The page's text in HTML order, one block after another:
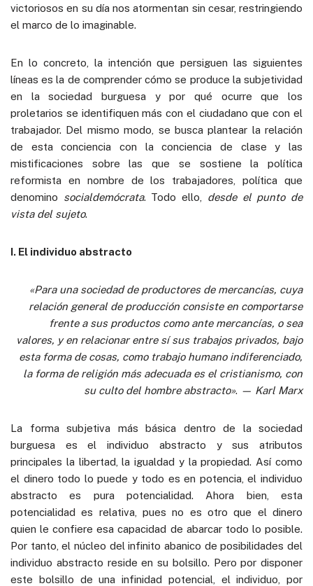
victoriosos en su día nos atormentan sin cesar, restringiendo
el marco de lo imaginable.
En lo concreto, la intención que persiguen las siguientes
líneas es la de comprender cómo se produce la subjetividad
en la sociedad burguesa y por qué ocurre que los
proletarios se identifiquen más con el ciudadano que con el
trabajador. Del mismo modo, se busca plantear la relación
de esta conciencia con la conciencia de clase y las
mistificaciones sobre las que se sostiene la política
reformista en nombre de los trabajadores, política que
denomino socialdemócrata. Todo ello, desde el punto de
vista del sujeto.
I. El individuo abstracto
«Para una sociedad de productores de mercancías, cuya
relación general de producción consiste en comportarse
frente a sus productos como ante mercancías, o sea
valores, y en relacionar entre sí sus trabajos privados, bajo
esta forma de cosas, como trabajo humano indiferenciado,
la forma de religión más adecuada es el cristianismo, con
su culto del hombre abstracto». — Karl Marx
La forma subjetiva más básica dentro de la sociedad
burguesa es el individuo abstracto y sus atributos
principales la libertad, la igualdad y la propiedad. Así como
el dinero todo lo puede y todo es en potencia, el individuo
abstracto es pura potencialidad. Ahora bien, esta
potencialidad es relativa, pues no es otro que el dinero
quien le confiere esa capacidad de abarcar todo lo posible.
Por tanto, el núcleo del infinito abanico de posibilidades del
individuo abstracto reside en su bolsillo. Pero por disponer
este bolsillo de una infinidad potencial, el individuo, por